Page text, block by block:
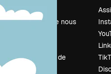
Prix
À propos de nous
Tendances de
recherche